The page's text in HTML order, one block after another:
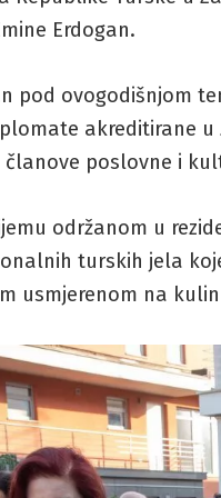
Erdogan.
pod ovogodišnjom
akreditirane
poslovne i
održanom u
turskih jela
usmjerenom na